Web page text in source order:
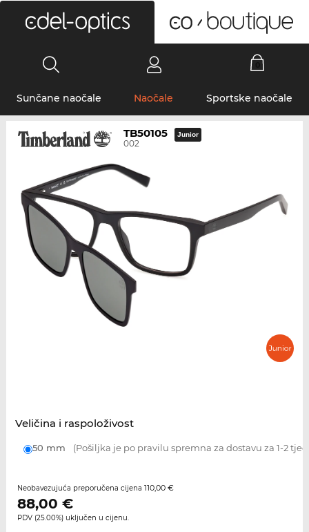
Sunčane naočale Naočale Sportske naočale
TB50105
002
Junior
Veličina i raspoloživost
50 mm (Pošiljka je po pravilu spremna za dostavu za 1-2
Neobavezujuća preporučena cijena 110,00 €
88,00 €
PDV (25.00%) uključen u cijenu.